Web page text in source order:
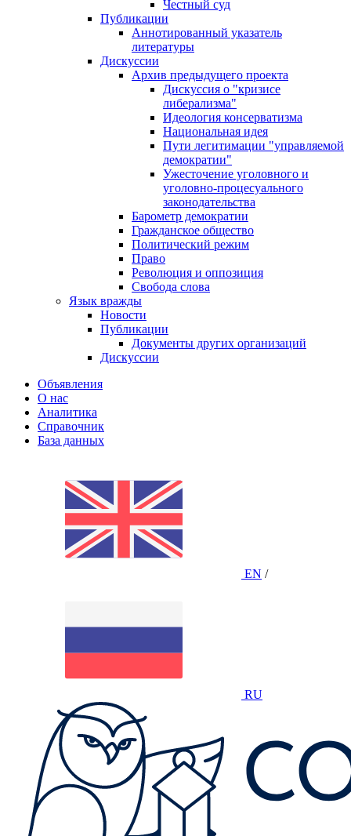
Честный суд
Публикации
Аннотированный указатель
литературы
Дискуссии
Архив предыдущего проекта
Дискуссия о "кризисе
либерализма"
Идеология консерватизма
Национальная идея
Пути легитимации "управляемой
демократии"
Ужесточение уголовного и
уголовно-процесуального
законодательства
Барометр демократии
Гражданское общество
Политический режим
Право
Революция и оппозиция
Свобода слова
Язык вражды
Новости
Публикации
Документы других организаций
Дискуссии
Объявления
О нас
Аналитика
Справочник
База данных
EN /
RU